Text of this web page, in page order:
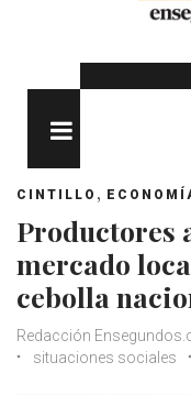
CINTILLO ,
Productores
mercado
cebolla
Redacción
situaciones sociales